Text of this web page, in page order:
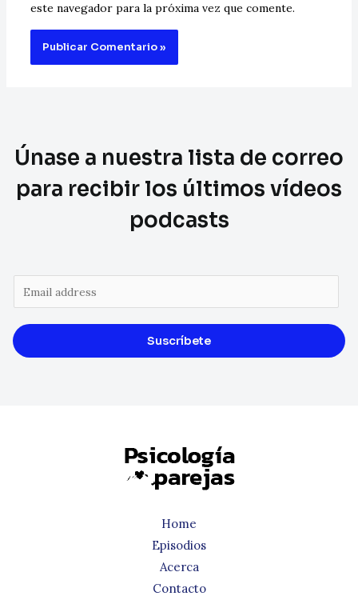
este navegador para la próxima vez que comente.
Únase a nuestra lista de correo
para recibir los últimos vídeos
podcasts
Suscríbete
Home
Episodios
Acerca
Contacto